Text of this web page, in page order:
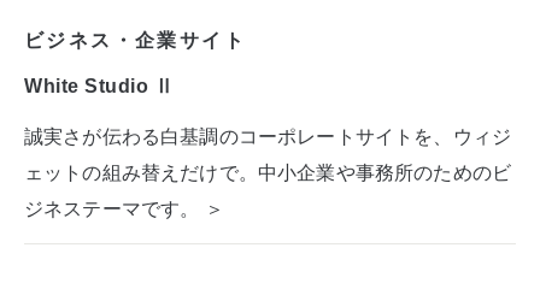
ビジネス・企業サイト
White Studio Ⅱ
誠実さが伝わる白基調のコーポレートサイトを、ウィジ
ェットの組み替えだけで。中小企業や事務所のためのビ
ジネステーマです。 ＞